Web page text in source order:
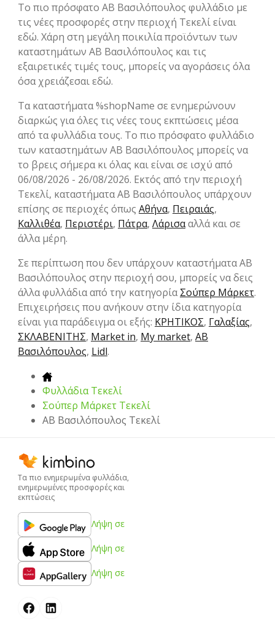
Το πιο πρόσφατο ΑΒ Βασιλόπουλος φυλλάδιο με
τις νέες προσφορές στην περιοχή Τεκελί είναι
εδώ. Χάρη στη μεγάλη ποικιλία προϊόντων των
καταστημάτων ΑΒ Βασιλόπουλος και τις
εξαιρετικές τιμές τους, μπορείς να αγοράσεις όλα
όσα χρειάζεσαι εδώ.
Τα καταστήματα %shopName σε ενημερώνουν
διαρκώς για όλες τις νέες τους εκπτώσεις μέσα
από τα φυλλάδια τους. Το πιο πρόσφατο φυλλάδιο
των καταστημάτων ΑΒ Βασιλόπουλος μπορείς να
το βρεις σήμερα κι όλας και είναι σε ισχύ από
06/08/2026 - 26/08/2026. Εκτός από την περιοχή
Τεκελί, καταστήματα ΑΒ Βασιλόπουλος υπάρχουν
επίσης σε περιοχές όπως Αθήνα, Πειραιάς,
Καλλιθέα, Περιστέρι, Πάτρα, Λάρισααλλά και σε
άλλα μέρη.
Σε περίπτωση που δεν υπάρχουν καταστήματα ΑΒ
Βασιλόπουλος στην περιοχή σου, μπορείς να δεις
άλλα φυλλάδια από την κατηγορίαΣούπερ Μάρκετ.
Επιχειρήσεις που ανήκουν στην ίδια κατηγορία
είναι για παράδειγμα οι εξής: ΚΡΗΤΙΚΟΣ, Γαλαξίας,
ΣΚΛΑΒΕΝΙΤΗΣ, Market in, My market, ΑΒ
Βασιλόπουλος, Lidl.
Φυλλάδια Τεκελί
Σούπερ Μάρκετ Τεκελί
ΑΒ Βασιλόπουλος Τεκελί
Τα πιο ενημερωμένα φυλλάδια,
ενημερωμένες προσφορές και
εκπτώσεις
Λήψη σε
Λήψη σε
Λήψη σε